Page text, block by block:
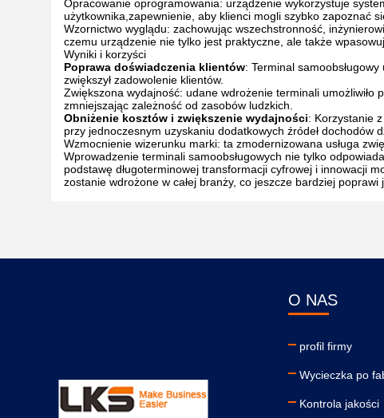
Opracowanie oprogramowania: urządzenie wykorzystuje
użytkownika,zapewnienie, aby klienci mogli szybko zapoznać
Wzornictwo wyglądu: zachowując wszechstronność,
czemu urządzenie nie tylko jest praktyczne, ale także
Wyniki i korzyści
Poprawa doświadczenia klientów: Terminal
zwiększył zadowolenie klientów.
Zwiększona wydajność: udane wdrożenie terminali umożliwiło
zmniejszając zależność od zasobów ludzkich.
Obniżenie kosztów i zwiększenie wydajności: Korzystanie
przy jednoczesnym uzyskaniu dodatkowych źródeł dochodów
Wzmocnienie wizerunku marki: ta zmodernizowana usługa
Wprowadzenie terminali samoobsługowych nie tylko
podstawę długoterminowej transformacji cyfrowej i innowacji
zostanie wdrożone w całej branży, co jeszcze bardziej
O NAS
profil firmy
Wycieczka po
Kontrola jakości